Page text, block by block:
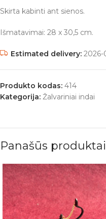
Skirta kabinti ant sienos.
Išmatavimai: 28 x 30,5 cm.
Estimated delivery: 2026-
Produkto kodas: 414
Kategorija: Žalvariniai indai
Panašūs produktai